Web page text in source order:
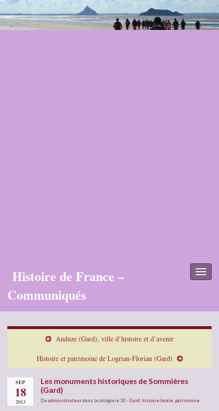
Histoire de France –
Communiqués
Anduze (Gard), ville d’histoire et d’avenir
Histoire et patrimoine de Logrian-Florian (Gard)
SEP
18
2013
Les monuments historiques de Sommières
(Gard)
Deadministrateurdans la catégorie30 - Gard histoire locale patrimoine